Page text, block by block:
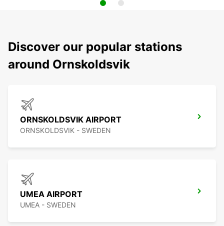
Discover our popular stations
around Ornskoldsvik
ORNSKOLDSVIK AIRPORT
ORNSKOLDSVIK - SWEDEN
UMEA AIRPORT
UMEA - SWEDEN